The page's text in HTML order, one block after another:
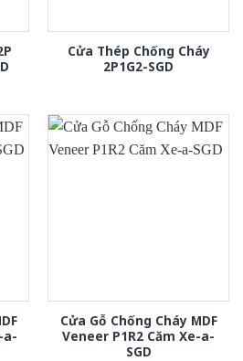
Cửa Thép Chống Cháy
2P1G2-SGD
a-
Cửa Gỗ Chống Cháy MDF
Veneer P1R2 Căm Xe-a-
SGD